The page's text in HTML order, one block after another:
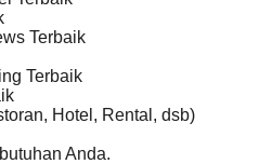
Terbaik
Terbaik
Hotel, Rental, dsb)
Anda.